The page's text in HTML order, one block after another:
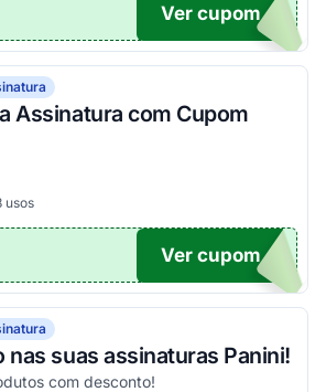
UPOM
Ver cupom
Assinatura com Cupom
funcionou
usos
UPOM
Ver cupom
nas suas assinaturas Panini!
com desconto!